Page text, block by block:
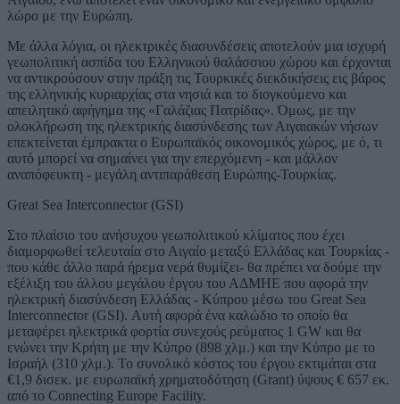
λώρο με την Ευρώπη.
Με άλλα λόγια, οι ηλεκτρικές διασυνδέσεις αποτελούν μια ισχυρή
γεωπολιτική ασπίδα του Ελληνικού θαλάσσιου χώρου και έρχονται
να αντικρούσουν στην πράξη τις Τουρκικές διεκδικήσεις εις βάρος
της ελληνικής κυριαρχίας στα νησιά και το διογκούμενο και
απειλητικό αφήγημα της «Γαλάζιας Πατρίδας». Όμως, με την
ολοκλήρωση της ηλεκτρικής διασύνδεσης των Αιγαιακών νήσων
επεκτείνεται έμπρακτα ο Ευρωπαϊκός οικονομικός χώρος, με ό, τι
αυτό μπορεί να σημαίνει για την επερχόμενη - και μάλλον
αναπόφευκτη - μεγάλη αντιπαράθεση Ευρώπης-Τουρκίας.
Great Sea Interconnector (GSI)
Στο πλαίσιο του ανήσυχου γεωπολιτικού κλίματος που έχει
διαμορφωθεί τελευταία στο Αιγαίο μεταξύ Ελλάδας και Τουρκίας -
που κάθε άλλο παρά ήρεμα νερά θυμίζει- θα πρέπει να δούμε την
εξέλιξη του άλλου μεγάλου έργου του ΑΔΜΗΕ που αφορά την
ηλεκτρική διασύνδεση Ελλάδας - Κύπρου μέσω του Great Sea
Interconnector (GSI). Αυτή αφορά ένα καλώδιο το οποίο θα
μεταφέρει ηλεκτρικά φορτία συνεχούς ρεύματος 1 GW και θα
ενώνει την Κρήτη με την Κύπρο (898 χλμ.) και την Κύπρο με το
Ισραήλ (310 χλμ.). Το συνολικό κόστος του έργου εκτιμάται στα
€1,9 δισεκ. με ευρωπαϊκή χρηματοδότηση (Grant) ύψους € 657 εκ.
από το Connecting Europe Facility.